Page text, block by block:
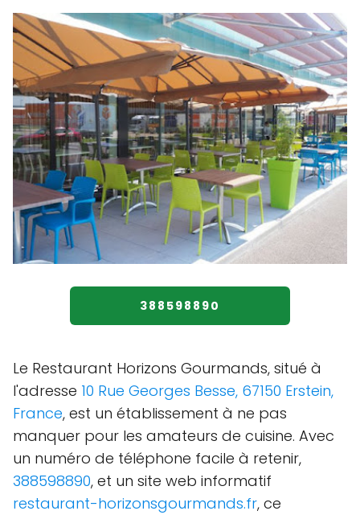
388598890
Le Restaurant Horizons Gourmands, situé à
l'adresse 10 Rue Georges Besse, 67150 Erstein,
France, est un établissement à ne pas
manquer pour les amateurs de cuisine. Avec
un numéro de téléphone facile à retenir,
388598890, et un site web informatif
restaurant-horizonsgourmands.fr, ce